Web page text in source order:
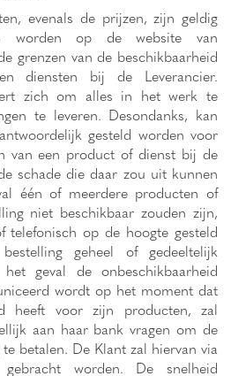
evenals de prijzen, zijn geldig
worden op de website van
grenzen van de beschikbaarheid
diensten bij de Leverancier.
zich om alles in het werk te
te leveren. Desondanks, kan
gesteld worden voor
van een product of dienst bij de
schade die daar zou uit kunnen
één of meerdere producten of
niet beschikbaar zouden zijn,
telefonisch op de hoogte gesteld
geheel of gedeeltelijk
geval de onbeschikbaarheid
wordt op het moment dat
heeft voor zijn producten, zal
aan haar bank vragen om de
betalen. De Klant zal hiervan via
worden. De snelheid